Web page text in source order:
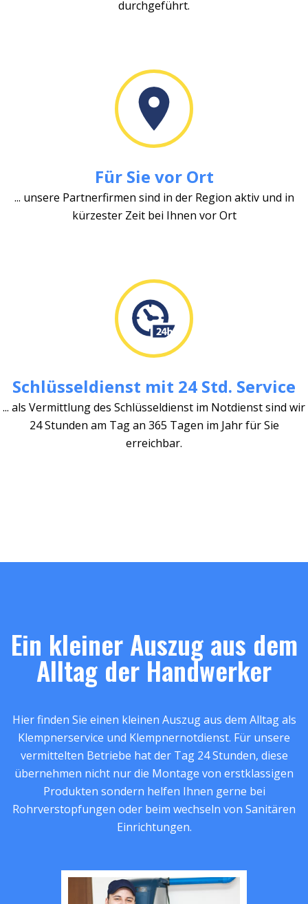
durchgeführt.
Für Sie vor Ort
... unsere Partnerfirmen sind in der Region aktiv und in
kürzester Zeit bei Ihnen vor Ort
Schlüsseldienst mit 24 Std. Service
... als Vermittlung des Schlüsseldienst im Notdienst sind wir
24 Stunden am Tag an 365 Tagen im Jahr für Sie
erreichbar.
Ein kleiner Auszug aus dem
Alltag der Handwerker
Hier finden Sie einen kleinen Auszug aus dem Alltag als
Klempnerservice und Klempnernotdienst. Für unsere
vermittelten Betriebe hat der Tag 24 Stunden, diese
übernehmen nicht nur die Montage von erstklassigen
Produkten sondern helfen Ihnen gerne bei
Rohrverstopfungen oder beim wechseln von Sanitären
Einrichtungen.